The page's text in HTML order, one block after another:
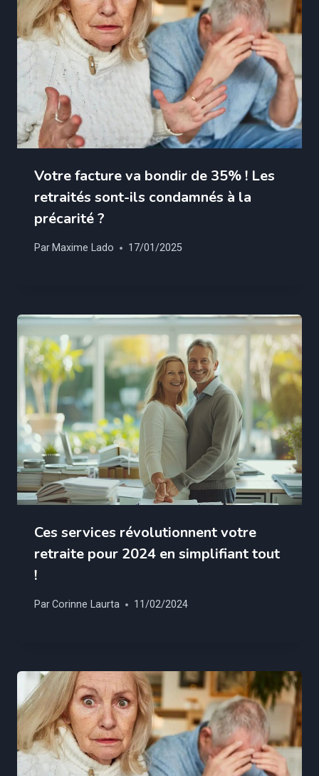
Votre facture va bondir de 35% ! Les
retraités sont-ils condamnés à la
précarité ?
Par Maxime Lado 17/01/2025
Ces services révolutionnent votre
retraite pour 2024 en simplifiant tout
!
ParCorinne Laurta 11/02/2024